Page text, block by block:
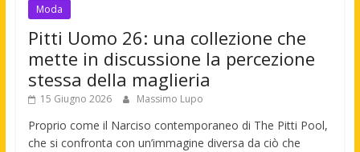
Moda
Pitti Uomo 26: una collezione che
mette in discussione la percezione
stessa della maglieria
15 Giugno 2026 Massimo Lupo
Proprio come il Narciso contemporaneo di The Pitti Pool,
che si confronta con un’immagine diversa da ciò che